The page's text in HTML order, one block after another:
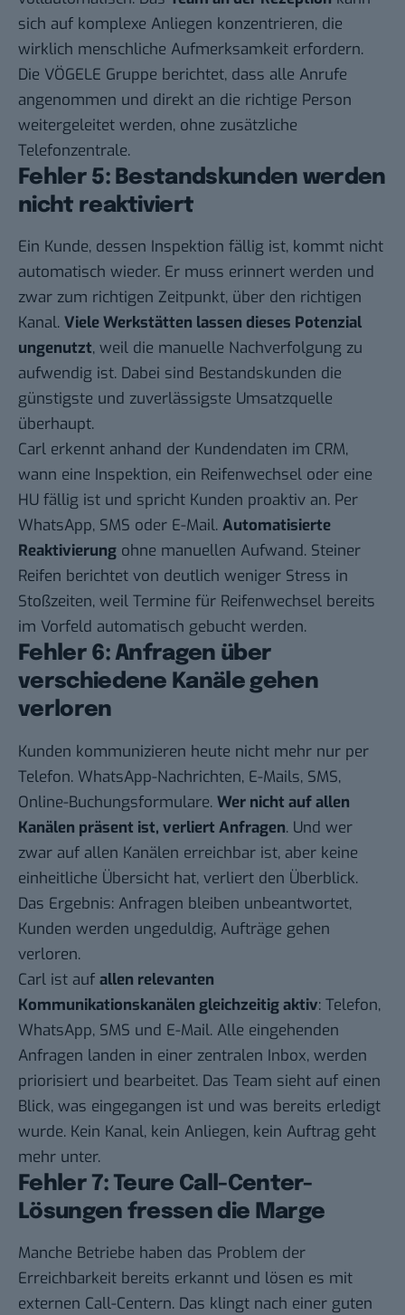
sich auf komplexe Anliegen konzentrieren, die
wirklich menschliche Aufmerksamkeit erfordern.
Die VÖGELE Gruppe berichtet, dass alle Anrufe
angenommen und direkt an die richtige Person
weitergeleitet werden, ohne zusätzliche
Telefonzentrale.
Fehler 5: Bestandskunden werden
nicht reaktiviert
Ein Kunde, dessen Inspektion fällig ist, kommt nicht
automatisch wieder. Er muss erinnert werden und
zwar zum richtigen Zeitpunkt, über den richtigen
Kanal. Viele Werkstätten lassen dieses Potenzial
ungenutzt, weil die manuelle Nachverfolgung zu
aufwendig ist. Dabei sind Bestandskunden die
günstigste und zuverlässigste Umsatzquelle
überhaupt.
Carl erkennt anhand der Kundendaten im CRM,
wann eine Inspektion, ein Reifenwechsel oder eine
HU fällig ist und spricht Kunden proaktiv an. Per
WhatsApp, SMS oder E-Mail. Automatisierte
Reaktivierung ohne manuellen Aufwand. Steiner
Reifen berichtet von deutlich weniger Stress in
Stoßzeiten, weil Termine für Reifenwechsel bereits
im Vorfeld automatisch gebucht werden.
Fehler 6: Anfragen über
verschiedene Kanäle gehen
verloren
Kunden kommunizieren heute nicht mehr nur per
Telefon. WhatsApp-Nachrichten, E-Mails, SMS,
Online-Buchungsformulare. Wer nicht auf allen
Kanälen präsent ist, verliert Anfragen. Und wer
zwar auf allen Kanälen erreichbar ist, aber keine
einheitliche Übersicht hat, verliert den Überblick.
Das Ergebnis: Anfragen bleiben unbeantwortet,
Kunden werden ungeduldig, Aufträge gehen
verloren.
Carl ist auf allen relevanten
Kommunikationskanälen gleichzeitig aktiv: Telefon,
WhatsApp, SMS und E-Mail. Alle eingehenden
Anfragen landen in einer zentralen Inbox, werden
priorisiert und bearbeitet. Das Team sieht auf einen
Blick, was eingegangen ist und was bereits erledigt
wurde. Kein Kanal, kein Anliegen, kein Auftrag geht
mehr unter.
Fehler 7: Teure Call-Center-
Lösungen fressen die Marge
Manche Betriebe haben das Problem der
Erreichbarkeit bereits erkannt und lösen es mit
externen Call-Centern. Das klingt nach einer guten